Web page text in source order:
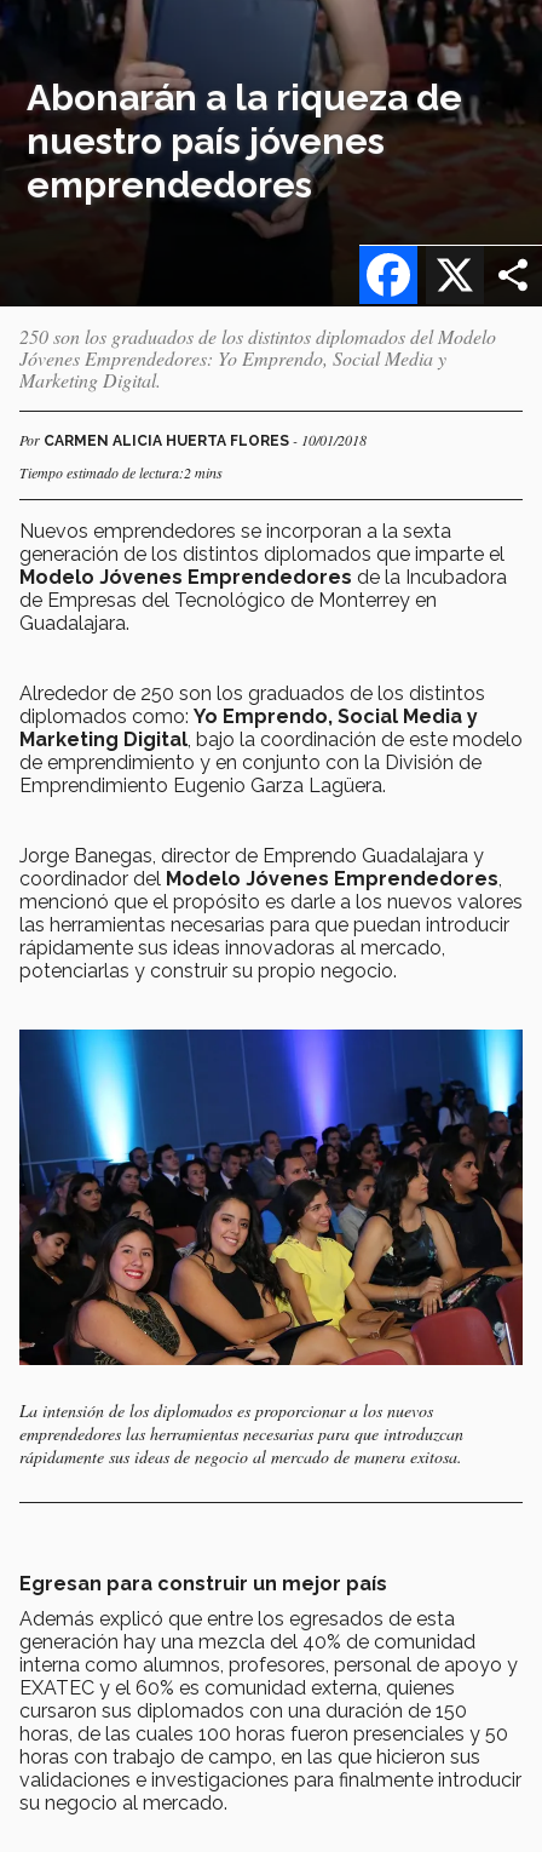
Abonarán a la riqueza de
nuestro país jóvenes
emprendedores
X
Facebook
250 son los graduados de los distintos diplomados del Modelo
Jóvenes Emprendedores: Yo Emprendo, Social Media y
Marketing Digital.
Por CARMEN ALICIA HUERTA FLORES - 10/01/2018
Tiempo estimado de lectura:2 mins
Nuevos emprendedores se incorporan a la sexta
generación de los distintos diplomados que imparte el
Modelo Jóvenes Emprendedores de la Incubadora
de Empresas del Tecnológico de Monterrey en
Guadalajara.
Alrededor de 250 son los graduados de los distintos
diplomados como: Yo Emprendo, Social Media y
Marketing Digital , bajo la coordinación de este modelo
de emprendimiento y en conjunto con la División de
Emprendimiento Eugenio Garza Lagüera.
Jorge Banegas, director de Emprendo Guadalajara y
coordinador del Modelo Jóvenes Emprendedores
mencionó que el propósito es darle a los nuevos valores
las herramientas necesarias para que puedan introducir
rápidamente sus ideas innovadoras al mercado,
potenciarlas y construir su propio negocio.
La intensión de los diplomados es proporcionar a los nuevos
emprendedores las herramientas necesarias para que introduzcan
rápidamente sus ideas de negocio al mercado de manera exitosa.
Egresan para construir un mejor país
Además explicó que entre los egresados de esta
generación hay una mezcla del 40% de comunidad
interna como alumnos, profesores, personal de apoyo y
EXATEC y el 60% es comunidad externa, quienes
cursaron sus diplomados con una duración de 150
horas, de las cuales 100 horas fueron presenciales y 50
horas con trabajo de campo, en las que hicieron sus
validaciones e investigaciones para finalmente introducir
su negocio al mercado.